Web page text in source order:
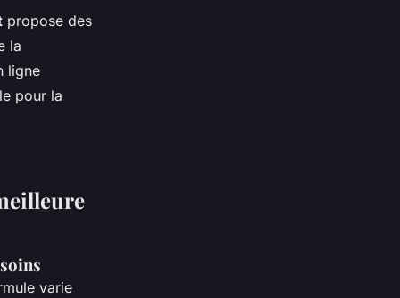
propose des
la
ligne
pour la
varie